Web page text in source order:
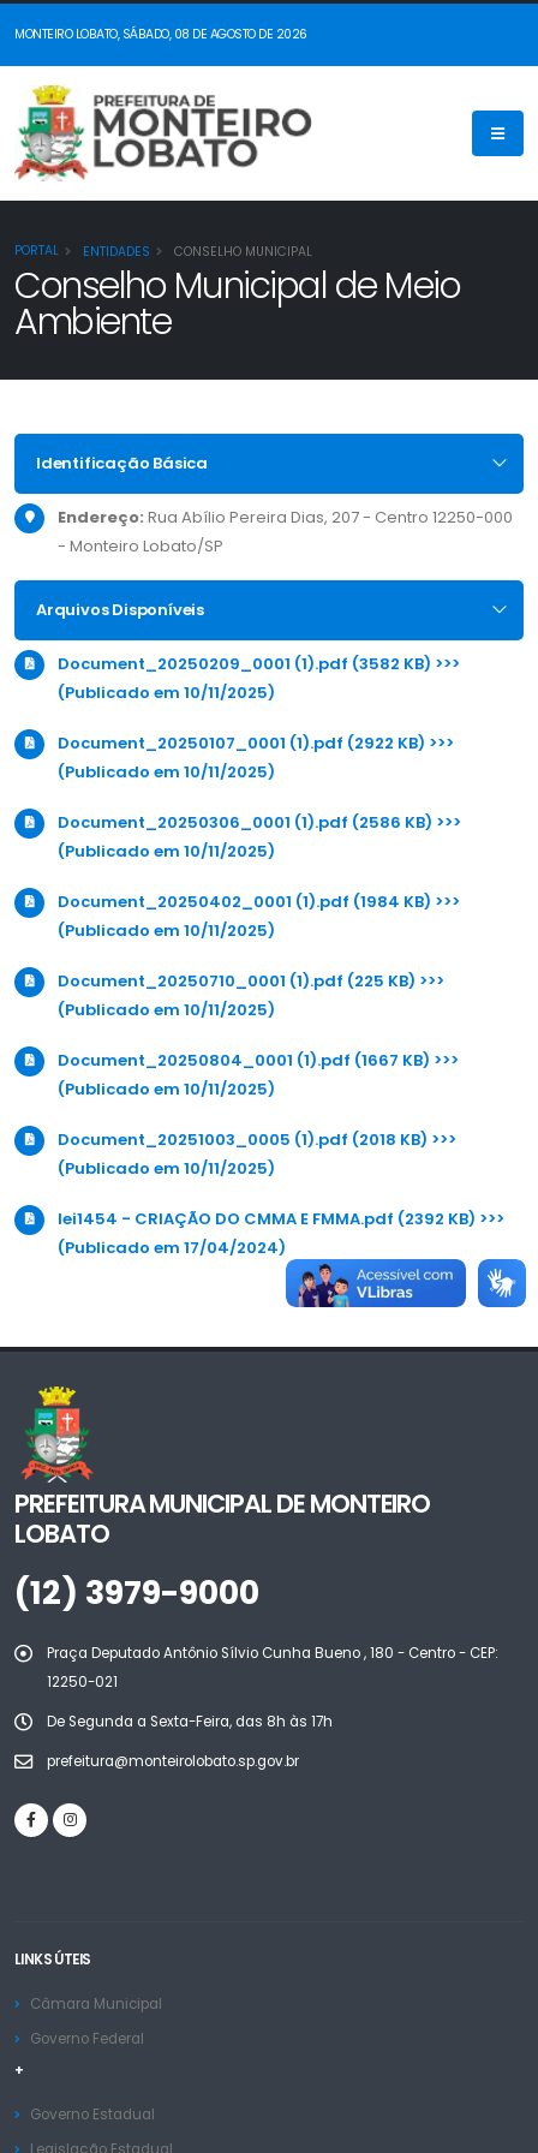
MONTEIRO LOBATO, SÁBADO, 08 DE AGOSTO DE 2026
PORTAL ENTIDADES CONSELHO MUNICIPAL
Conselho Municipal de Meio
Ambiente
Identificação Básica
Endereço: Rua Abílio Pereira Dias, 207 - Centro 12250-000
- Monteiro Lobato/SP
Arquivos Disponíveis
Document_20250209_0001 (1).pdf (3582 KB) >>>
(Publicado em 10/11/2025)
Document_20250107_0001 (1).pdf (2922 KB) >>>
(Publicado em 10/11/2025)
Document_20250306_0001 (1).pdf (2586 KB) >>>
(Publicado em 10/11/2025)
Document_20250402_0001 (1).pdf (1984 KB) >>>
(Publicado em 10/11/2025)
Document_20250710_0001 (1).pdf (225 KB) >>>
(Publicado em 10/11/2025)
Document_20250804_0001 (1).pdf (1667 KB) >>>
(Publicado em 10/11/2025)
Document_20251003_0005 (1).pdf (2018 KB) >>>
(Publicado em 10/11/2025)
lei1454 - CRIAÇÃO DO CMMA E FMMA.pdf (2392 KB) >>>
(Publicado em 17/04/2024)
PREFEITURA MUNICIPAL DE MONTEIRO
LOBATO
(12) 3979-9000
Praça Deputado Antônio Sílvio Cunha Bueno , 180 - Centro - CEP:
12250-021
De Segunda a Sexta-Feira, das 8h às 17h
prefeitura@monteirolobato.sp.gov.br
LINKS ÚTEIS
Câmara Municipal
Governo Federal
+
Governo Estadual